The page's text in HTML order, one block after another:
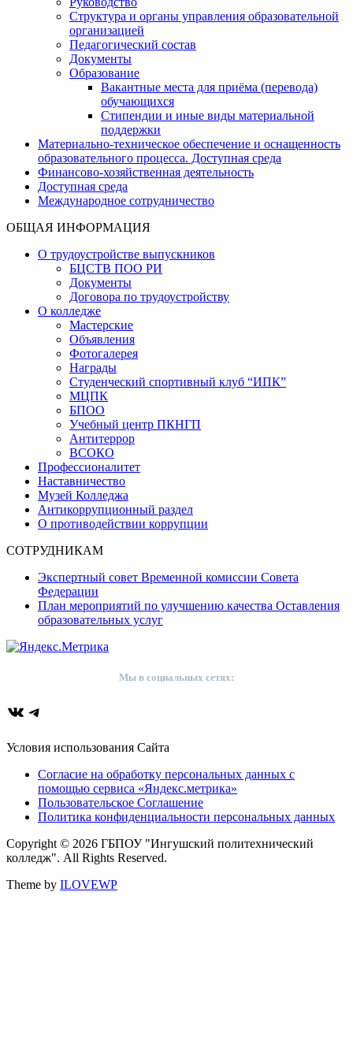
Структура и органы управления образовательной
организацией
Педагогический состав
Документы
Образование
Вакантные места для приёма (перевода)
обучающихся
Стипендии и иные виды материальной
поддержки
Материально-техническое обеспечение и оснащенность
образовательного процесса. Доступная среда
Финансово-хозяйственная деятельность
Доступная среда
Международное сотрудничество
ОБЩАЯ ИНФОРМАЦИЯ
О трудоустройстве выпускников
БЦСТВ ПОО РИ
Документы
Договора по трудоустройству
О колледже
Мастерские
Объявления
Фотогалерея
Награды
Студенческий спортивный клуб “ИПК”
МЦПК
БПОО
Учебный центр ПКНГП
Антитеррор
ВСОКО
Профессионалитет
Наставничество
Музей Колледжа
Антикоррупционный раздел
О противодействии коррупции
СОТРУДНИКАМ
Экспертный совет Временной комиссии Совета
Федерации
План мероприятий по улучшению качества Оставления
образовательных услуг
Мы в социальных сетях:
ВКонтакте
Telegram
Условия использования Сайта
Согласие на обработку персональных данных с
помощью сервиса «Яндекс.метрика»
Пользовательское Соглашение
Политика конфиденциальности персональных данных
Copyright © 2026 ГБПОУ "Ингушский политехнический
колледж". All Rights Reserved.
Theme by ILOVEWP